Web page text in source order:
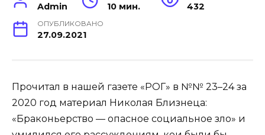
Admin 10 мин. 432
ОПУБЛИКОВАНО
27.09.2021
Прочитал в нашей газете «РОГ» в №№ 23–24 за
2020 год материал Николая Близнеца:
«Браконьерство — опасное социальное зло» и